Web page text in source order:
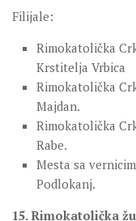
Filijale:
Rimokatolička
Krstitelja Vrbica
Rimokatolička
Majdan.
Rimokatolička
Rabe.
Mesta sa
Podlokanj.
15. Rimokatolička